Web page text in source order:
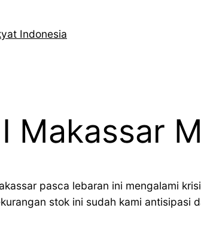
Indonesia
Makassar
pasca lebaran ini mengalami
stok ini sudah kami